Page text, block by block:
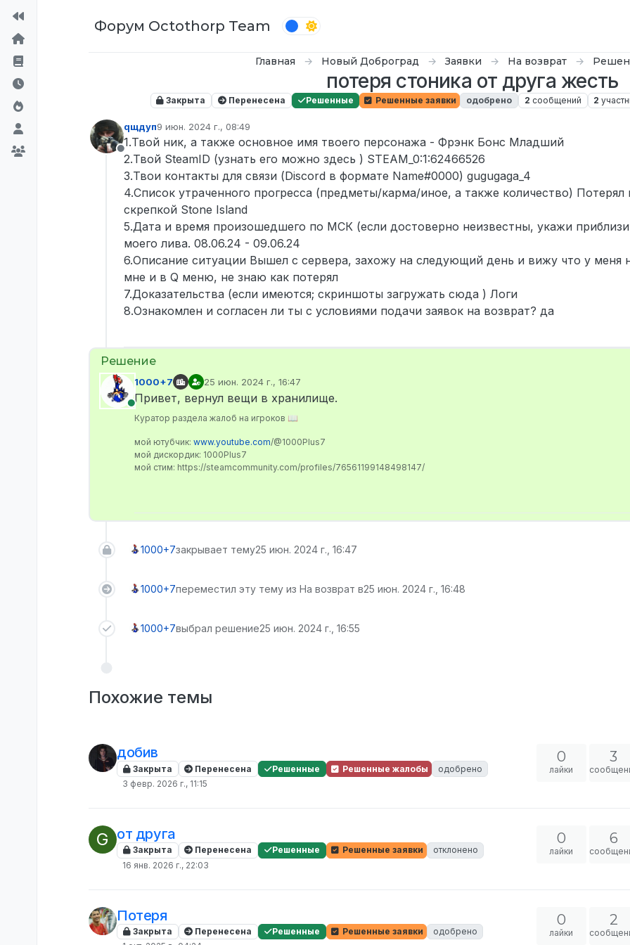
Форум Octothorp Team
Главная Новый Доброград Заявки На возврат
потеря стоника от друга жесть
Закрыта Перенесена Решенные Решенные заявки одобрено 2 сообщений 2
Не в сети
qщдуп9 июн. 2024 г., 08:49
отредактировано
1.Твой ник, а также основное имя твоего персонажа - Фрэнк Бонс Младший
2.Твой SteamID (узнать его можно здесь ) STEAM_0:1:62466526
3.Твои контакты для связи (Discord в формате Name#0000) gugugaga_4
4.Список утраченного прогресса (предметы/карма/иное, а также количество) Потерял
скрепкой Stone Island
5.Дата и время произошедшего по МСК (если достоверно неизвестны, укажи
моего лива. 08.06.24 - 09.06.24
6.Описание ситуации Вышел с сервера, захожу на следующий день и вижу что у меня
мне и в Q меню, не знаю как потерял
7.Доказательства (если имеются; скриншоты загружать сюда ) Логи
8.Ознакомлен и согласен ли ты с условиями подачи заявок на возврат? да
В сети
1000+7 25 июн. 2024 г., 16:47
отредактировано
Привет, вернул вещи в хранилище.
Куратор раздела жалоб на игроков 📖
мой ютубчик: www.youtube.com/@1000Plus7
мой дискордик: 1000Plus7
мой стим: https://steamcommunity.com/profiles/76561199148498147/
1000+7закрывает тему25 июн. 2024 г., 16:47
1000+7переместил эту тему из На возврат в25 июн. 2024 г., 16:48
1000+7выбрал решение25 июн. 2024 г., 16:55
Похожие темы
добив
Закрыта Перенесена Решенные Решенные жалобы
одобрено
3 февр. 2026 г., 11:15
0
лайки
3
G от друга
Закрыта Перенесена Решенные Решенные заявки
отклонено
16 янв. 2026 г., 22:03
0
лайки
6
Потеря
Закрыта Перенесена Решенные Решенные заявки
одобрено
0
лайки
2